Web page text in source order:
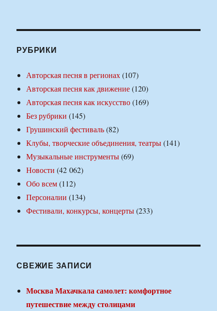
РУБРИКИ
Авторская песня в регионах(107)
Авторская песня как движение(120)
Авторская песня как искусство(169)
Без рубрики (145)
Грушинский фестиваль(82)
Клубы, творческие объединения, театры(141)
Музыкальные инструменты(69)
Новости (42 062)
Обо всем(112)
Персоналии (134)
Фестивали, конкурсы, концерты(233)
СВЕЖИЕ ЗАПИСИ
Москва Махачкала самолет: комфортное
путешествие между столицами